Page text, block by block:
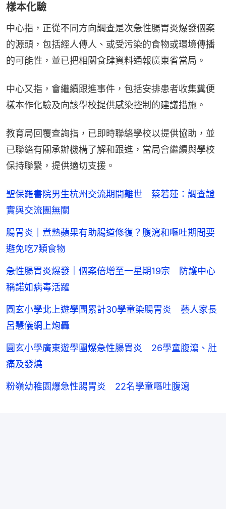
樣本化驗
中心指，正從不同方向調查是次急性腸胃炎爆發個案
的源頭，包括經人傳人、或受污染的食物或環境傳播
的可能性，並已把相關食肆資料通報廣東省當局。
中心又指，會繼續跟進事件，包括安排患者收集糞便
樣本作化驗及向該學校提供感染控制的建議措施。
教育局回覆查詢指，已即時聯絡學校以提供協助，並
已聯絡有關承辦機構了解和跟進，當局會繼續與學校
保持聯繫，提供適切支援。
聖保羅書院男生杭州交流期間離世 蔡若蓮：調查證
實與交流團無關
腸胃炎｜煮熟蘋果有助腸道修復？腹瀉和嘔吐期間要
避免吃7類食物
急性腸胃炎爆發｜個案倍增至一星期19宗 防護中心
稱諾如病毒活躍
圓玄小學北上遊學團累計30學童染腸胃炎 藝人家長
呂慧儀網上炮轟
圓玄小學廣東遊學團爆急性腸胃炎 26學童腹瀉、肚
痛及發燒
粉嶺幼稚園爆急性腸胃炎 22名學童嘔吐腹瀉